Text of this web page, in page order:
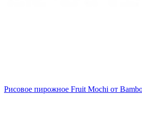
Рисовое пирожное Fruit Mochi от